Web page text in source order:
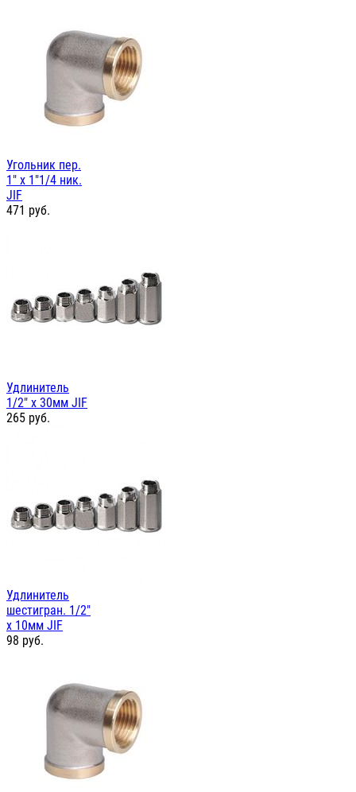
Угольник пер.
1" х 1"1/4 ник.
JIF
471 руб.
Удлинитель
1/2" х 30мм JIF
265 руб.
Удлинитель
шестигран. 1/2"
х 10мм JIF
98 руб.